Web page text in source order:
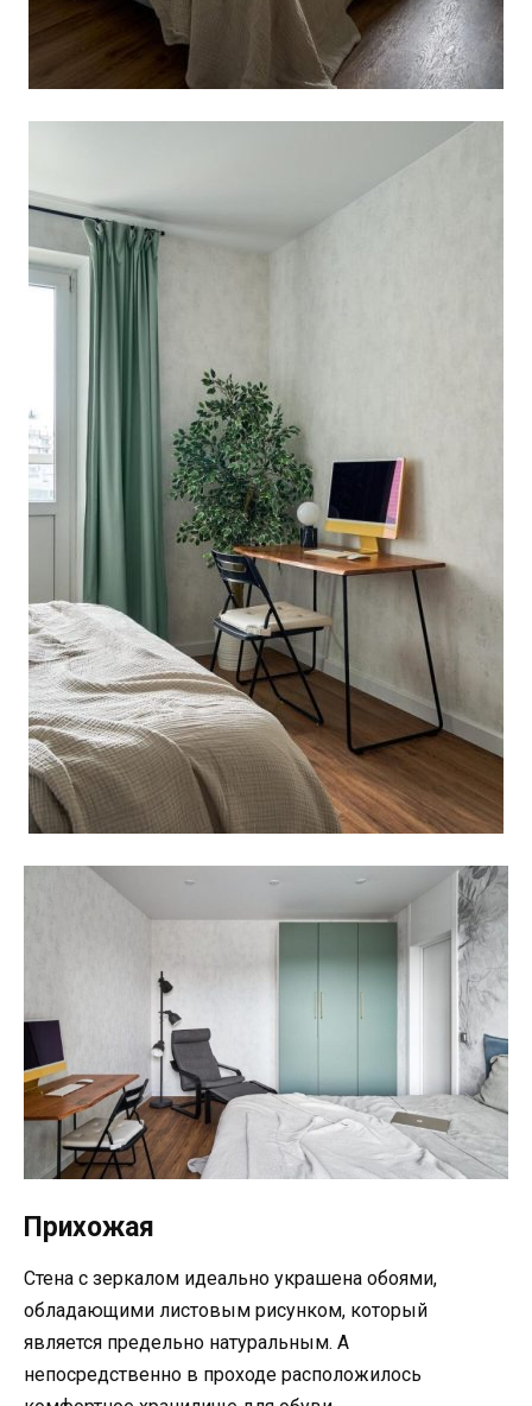
Прихожая
Стена с зеркалом идеально украшена обоями,
обладающими листовым рисунком, который
является предельно натуральным. А
непосредственно в проходе расположилось